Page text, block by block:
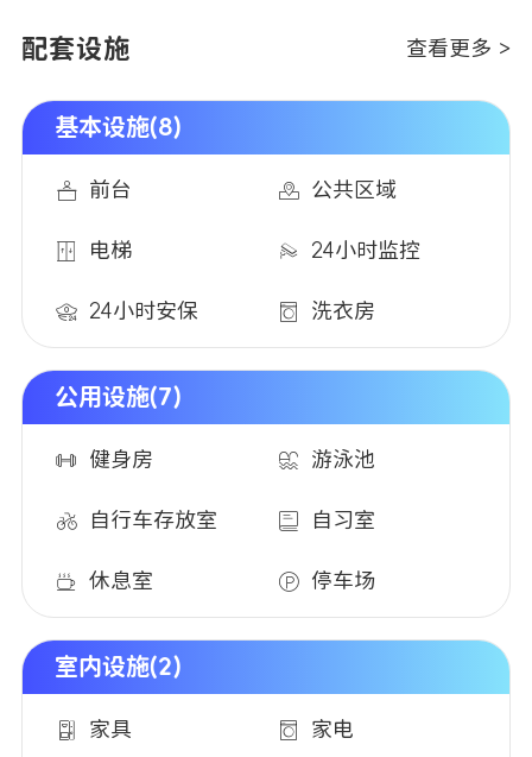
馆等地标，生活氛围便利且丰富。
配套设施 查看更多 >
基本设施(8)
前台 公共区域
电梯 24小时监控
24小时安保 洗衣房
公用设施(7)
健身房 游泳池
自行车存放室 自习室
休息室 停车场
室内设施(2)
家具 家电